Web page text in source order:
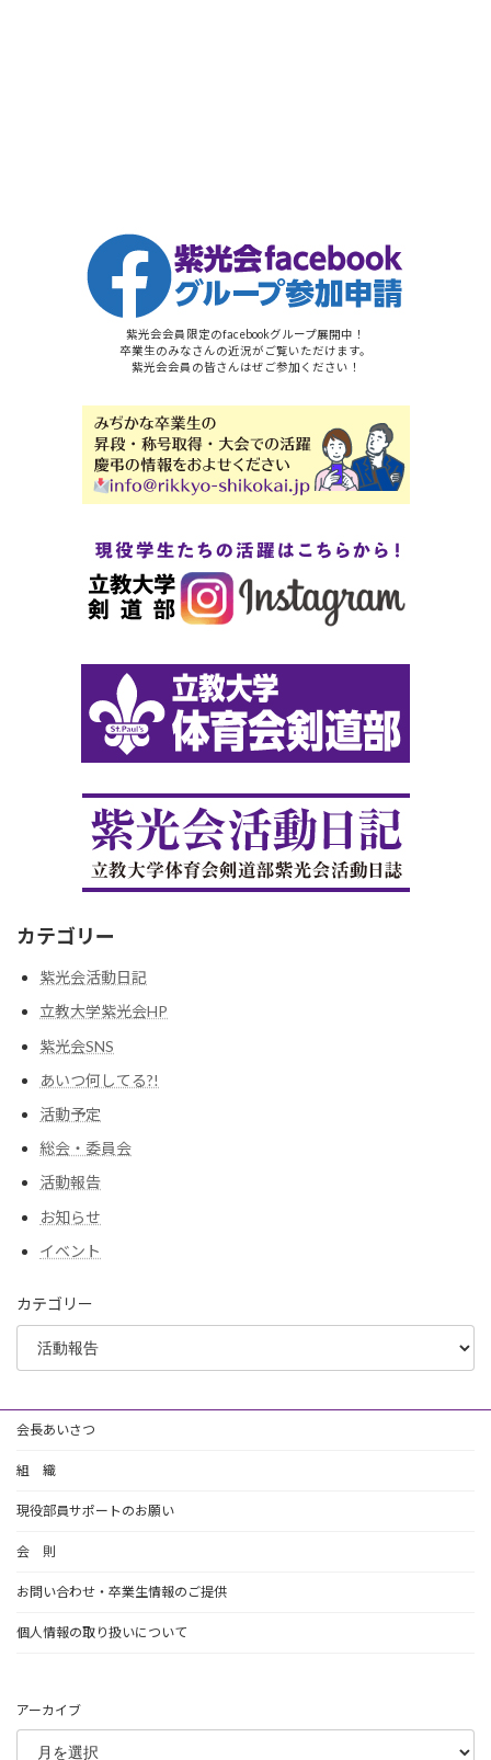
紫光会会員限定のfacebookグループ展開中！
卒業生のみなさんの近況がご覧いただけます。
紫光会会員の皆さんはぜご参加ください！
カテゴリー
紫光会活動日記
立教大学紫光会HP
紫光会SNS
あいつ何してる?!
活動予定
総会・委員会
活動報告
お知らせ
イベント
カテゴリー
会長あいさつ
組 織
現役部員サポートのお願い
会 則
お問い合わせ・卒業生情報のご提供
個人情報の取り扱いについて
アーカイブ